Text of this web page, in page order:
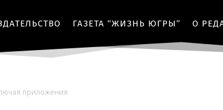
ГАЗЕТА “ЖИЗНЬ ЮГРЫ” О
приложения